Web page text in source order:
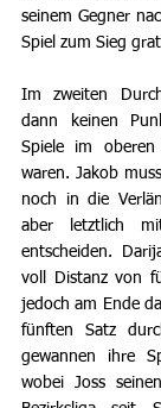
seinem Gegner
Spiel zum Sieg
Im zweiten
dann keinen
Spiele im oberen
waren. Jakob
noch in die
aber letztlich
entscheiden.
voll Distanz von
jedoch am Ende
fünften Satz
gewannen ihre
wobei Joss